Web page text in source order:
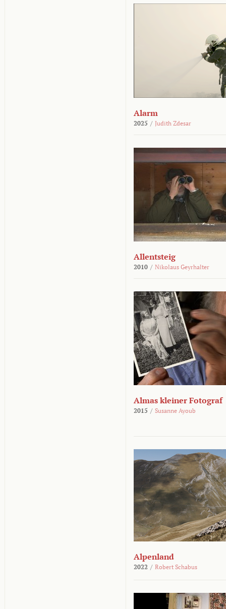
Alarm
2025 / Judith Zdesar
Allentsteig
2010 / Nikolaus Geyrhalter
Almas kleiner Fotograf
2015 / Susanne Ayoub
Alpenland
2022 / Robert Schabus